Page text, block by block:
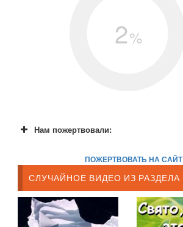
2%
Нам пожертвовали:
ПОЖЕРТВОВАТЬ НА САЙТ
СЛУЧАЙНОЕ ВИДЕО ИЗ РАЗДЕЛА